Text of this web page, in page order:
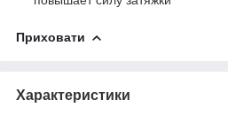
Приховати
Характеристики